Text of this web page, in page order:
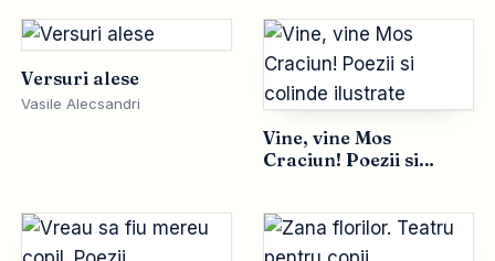
Versuri alese
Vasile Alecsandri
Vine, vine Mos
Craciun! Poezii si